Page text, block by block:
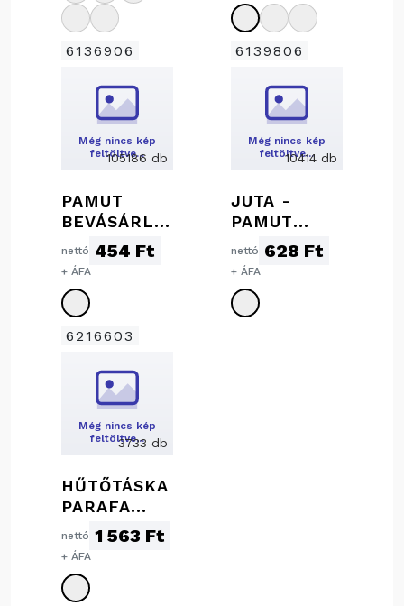
6136906
Még nincs kép
feltöltve…
105186 db
PAMUT
BEVÁSÁRLÓ
TÁSKA 3
FÜLLEL
nettó 454 Ft
+ ÁFA
6139806
Még nincs kép
feltöltve…
10414 db
JUTA -
PAMUT
TORNAZSÁK
, 140 G/M²
nettó 628 Ft
+ ÁFA
6216603
Még nincs kép
feltöltve…3733 db
HŰTŐTÁSKA
PARAFA
ALSÓ
RÉSSZEL
nettó 1 563 Ft
+ ÁFA